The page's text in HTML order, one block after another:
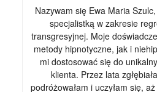
Nazywam się Ewa Maria
specjalistką w zakresie
transgresyjnej. Moje
metody hipnotyczne, jak i
mi dostosować się do
klienta. Przez lata
podróżowałam i uczyłam się,